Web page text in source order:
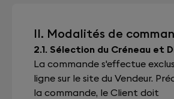
II. Modalités de
2.1. Sélection du Créneau et
La commande s'effectue
ligne sur le site du Vendeur.
la commande, le Client doit